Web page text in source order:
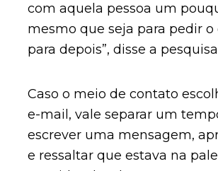
com aquela pessoa um
mesmo que seja para pedir
para depois”, disse a
Caso o meio de contato
e-mail, vale separar um
escrever uma mensagem,
e ressaltar que estava na